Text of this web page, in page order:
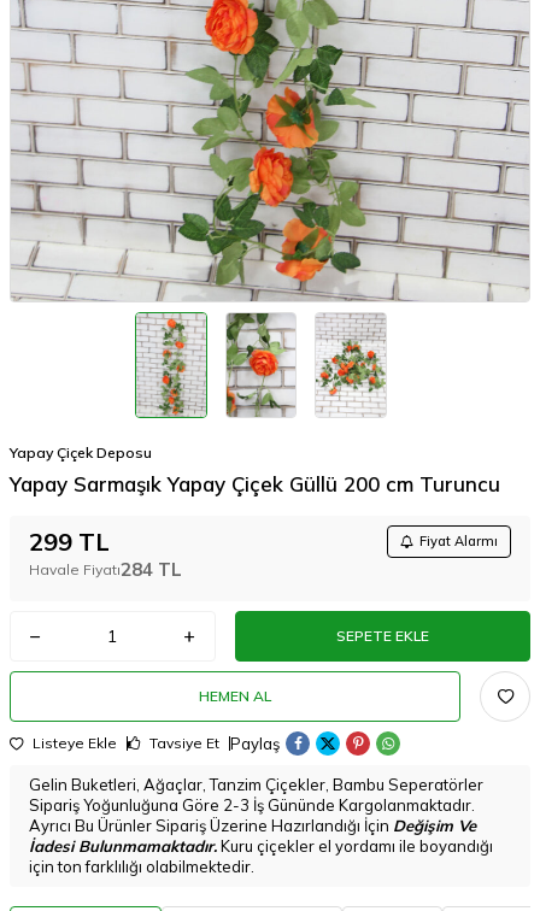
Yapay Çiçek Deposu
Yapay Sarmaşık Yapay Çiçek Güllü 200 cm Turuncu
299 TL Fiyat Alarmı
Havale Fiyatı284 TL
SEPETE EKLE
HEMEN AL
Listeye Ekle Tavsiye Et Paylaş
Gelin Buketleri, Ağaçlar, Tanzim Çiçekler, Bambu Seperatörler
Sipariş Yoğunluğuna Göre 2-3 İş Gününde Kargolanmaktadır.
Ayrıcı Bu Ürünler Sipariş Üzerine Hazırlandığı İçin Değişim Ve
İadesi Bulunmamaktadır.Kuru çiçekler el yordamı ile boyandığı
için ton farklılığı olabilmektedir.